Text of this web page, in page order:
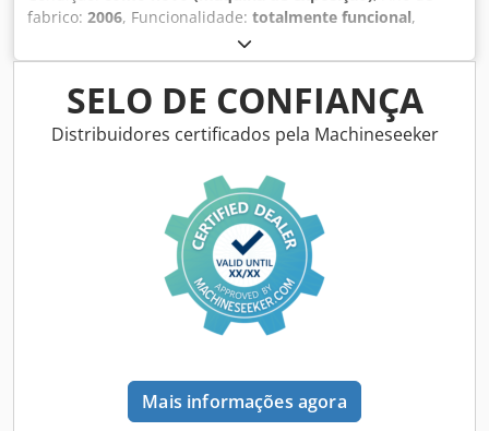
fabrico: 2006, Funcionalidade: totalmente funcional,
Buhrs BB300 Encartuchadora de envelopes Ano: 2006
Máquina de exposição em excelente estado. Máquina
nunca foi utilizada em produção real. Dodsy Uf Tfspfx
Agdewa Fabricante: Buhrs Modelo: BB300 Tipo:
Encartuchadora de envelopes Condição: Máquina de
para inspeção. Se tiver alguma dúvida ou precisar de
informações adicionais, não hesite em nos contactar.
SELO DE CONFIANÇA
Distribuidores certificados pela Machineseeker
Mais informações agora